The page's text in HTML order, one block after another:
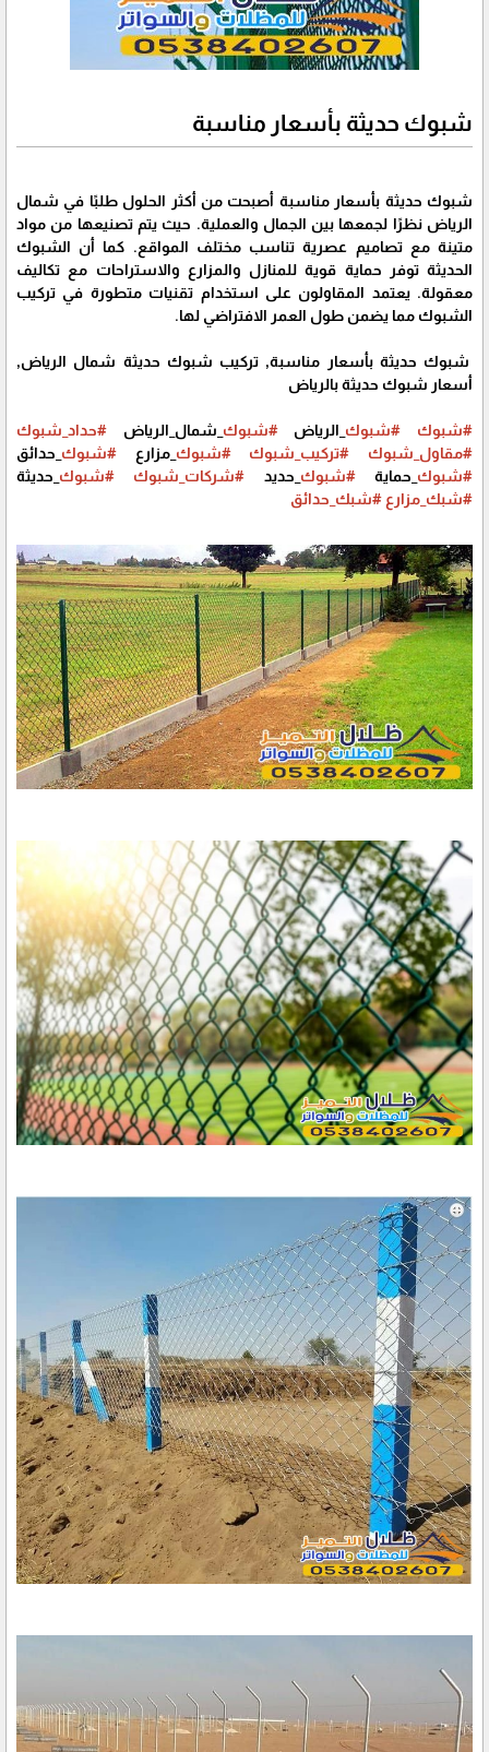
شبوك حديثة بأسعار مناسبة
شبوك حديثة بأسعار مناسبة أصبحت من أكثر الحلول طلبًا في شمال
الرياض نظرًا لجمعها بين الجمال والعملية. حيث يتم تصنيعها من مواد
متينة مع تصاميم عصرية تناسب مختلف المواقع. كما أن الشبوك
الحديثة توفر حماية قوية للمنازل والمزارع والاستراحات مع تكاليف
معقولة. يعتمد المقاولون على استخدام تقنيات متطورة في تركيب
الشبوك مما يضمن طول العمر الافتراضي لها.
شبوك حديثة بأسعار مناسبة, تركيب شبوك حديثة شمال الرياض,
أسعار شبوك حديثة بالرياض
#شبوك #شبوك _الرياض#شبوك _شمال_الرياض #حداد_شبوك
#مقاول_شبوك
#تركيب_شبوك #شبوك _مزارع #شبوك _حدائق
#شبوك _حماية#شبوك _حديد #شركات_شبوك #شبوك _حديثة
#شبك_مزارع #شبك_حدائق